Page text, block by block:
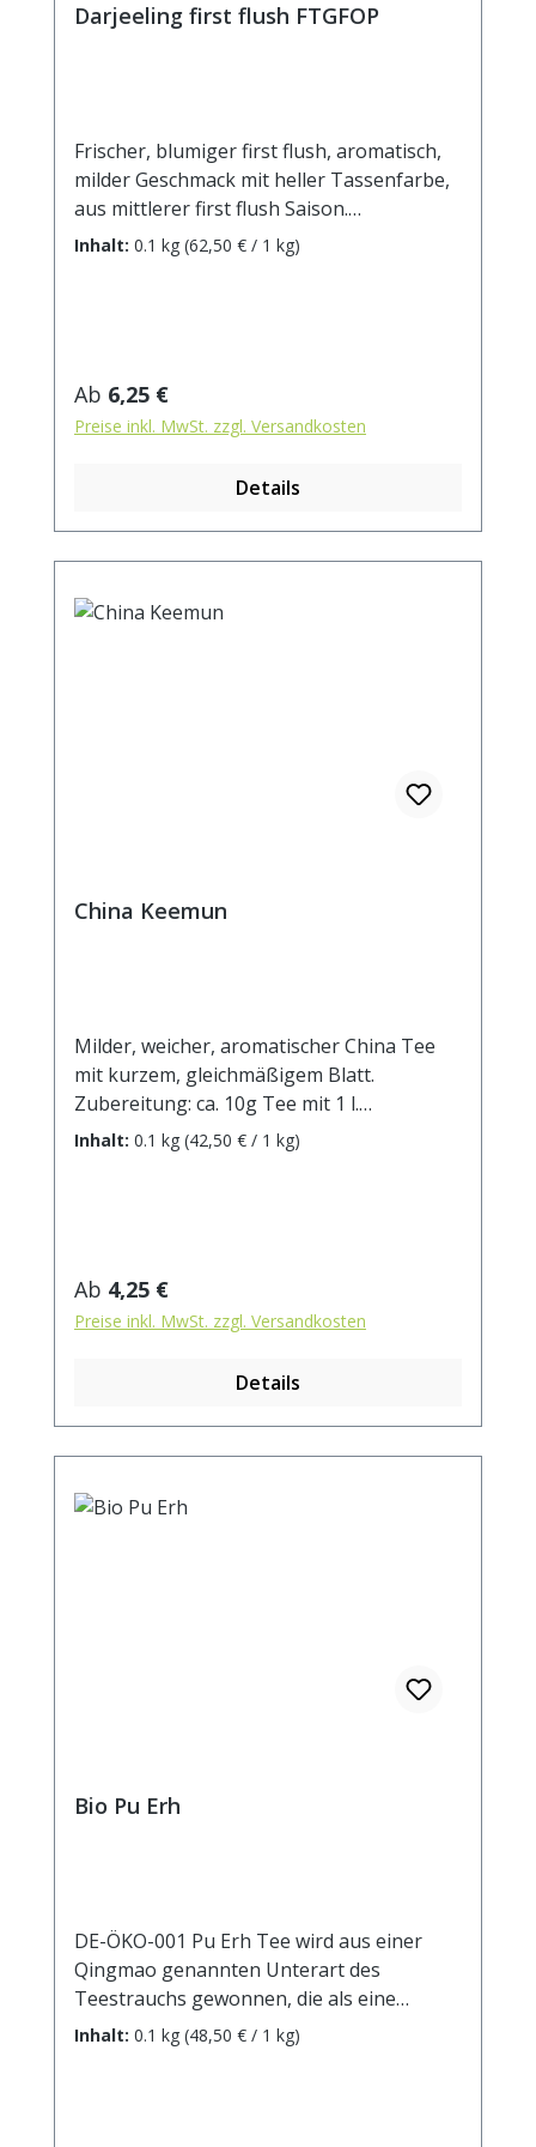
Darjeeling first flush FTGFOP
Frischer, blumiger first flush, aromatisch,
milder Geschmack mit heller Tassenfarbe,
aus mittlerer first flush Saison.
Zubereitung: ca. 10g Tee mit 1 l.
Inhalt: 0.1 kg (62,50 € / 1 kg)
Regulärer Preis:
Ab 6,25 €
Preise inkl. MwSt. zzgl. Versandkosten
Details
China Keemun
Milder, weicher, aromatischer China Tee
mit kurzem, gleichmäßigem Blatt.
Zubereitung: ca. 10g Tee mit 1 l.
kochendem Wasser aufgiessen. Ziehzeit:
Inhalt: 0.1 kg (42,50 € / 1 kg)
Regulärer Preis:
Ab 4,25 €
Preise inkl. MwSt. zzgl. Versandkosten
Details
Bio Pu Erh
DE-ÖKO-001 Pu Erh Tee wird aus einer
Qingmao genannten Unterart des
Teestrauchs gewonnen, die als eine
Urform der Pflanze gilt. Er wird seit 1700
Inhalt: 0.1 kg (48,50 € / 1 kg)